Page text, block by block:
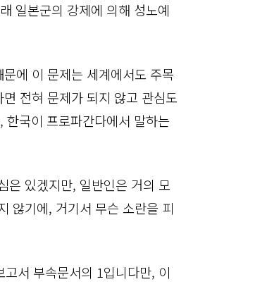
일본군의 강제에 의해 성노예
에 이 문제는 세계에서도 주목
전혀 문제가 되지 않고 관심도
한국이 프로파간다에서 말하는
은 있겠지만, 일반인은 거의 모
않기에, 거기서 무슨 소란을 피
서 부속문서의 1입니다만, 이